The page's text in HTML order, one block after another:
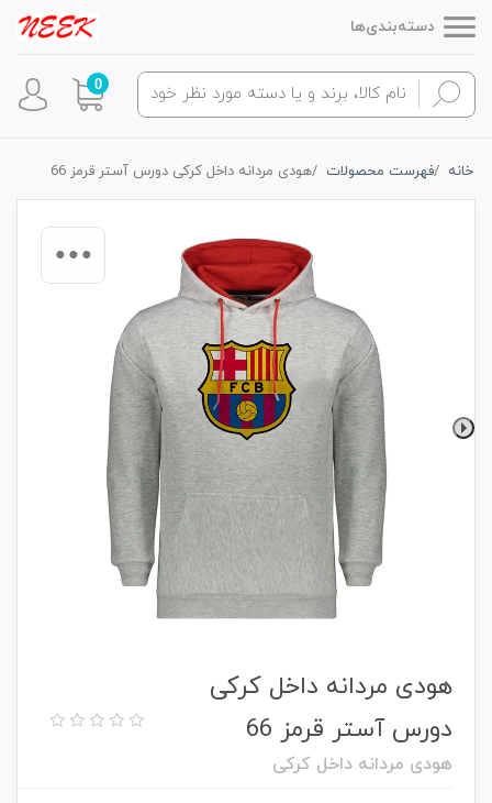
دسته‌بندی‌ها
0
خانه فهرست محصولات هودی مردانه داخل کرکی دورس آستر قرمز 66
هودی مردانه داخل کرکی
دورس آستر قرمز 66
هودی مردانه داخل کرکی